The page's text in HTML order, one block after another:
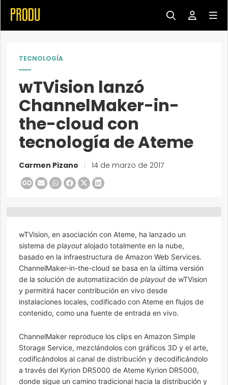
TECNOLOGÍA
wTVision lanzó
ChannelMaker-in-
the-cloud con
tecnología de Ateme
Carmen Pizano 14 de marzo de 2017
wTVision, en asociación con Ateme, ha lanzado un
sistema de playout alojado totalmente en la nube,
basado en la infraestructura de Amazon Web Services.
ChannelMaker-in-the-cloud se basa en la última versión
de la solución de automatización de playout de wTVision
y permitirá hacer contribución en vivo desde
instalaciones locales, codificado con Ateme en flujos de
contenido, como una fuente de entrada en vivo.
ChannelMaker reproduce los clips en Amazon Simple
Storage Service, mezclándolos con gráficos 3D y el arte,
codificándolos al canal de distribución y decodificándolo
a través del Kyrion DR5000 de Ateme Kyrion DR5000,
donde sigue un camino tradicional hacia la distribución y